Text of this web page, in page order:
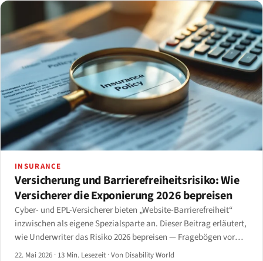
INSURANCE
Versicherung und Barrierefreiheitsrisiko: Wie
Versicherer die Exponierung 2026 bepreisen
Cyber- und EPL-Versicherer bieten „Website-Barrierefreiheit“
inzwischen als eigene Spezialsparte an. Dieser Beitrag erläutert,
wie Underwriter das Risiko 2026 bepreisen — Fragebögen vor
Vertragsabschluss, Audit-Bedingungen, Ausschlüsse und
22. Mai 2026 · 13 Min. Lesezeit ·Von Disability World